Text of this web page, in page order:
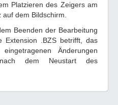
Platzieren des Zeigers am
dem Bildschirm.
Beenden der Bearbeitung
Extension .BZS betrifft, das
Änderungen
dem Neustart des